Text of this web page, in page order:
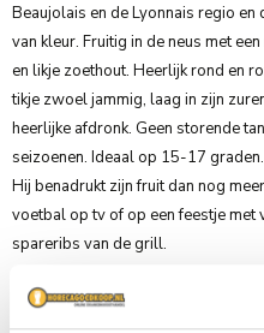
Beaujolais en de Lyonnais regio en
van kleur. Fruitig in de neus met
en likje zoethout. Heerlijk rond en
tikje zwoel jammig, laag in zijn
heerlijke afdronk. Geen storende
seizoenen. Ideaal op 15-17
Hij benadrukt zijn fruit dan nog
voetbal op tv of op een feestje met
spareribs van de grill.
Koop meer en bespaar flink